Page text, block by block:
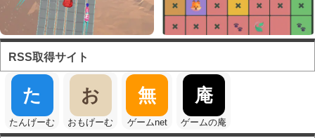
RSS取得サイト
た
たんげーむ
お
おもげーむ
無
ゲームnet
庵
ゲームの庵